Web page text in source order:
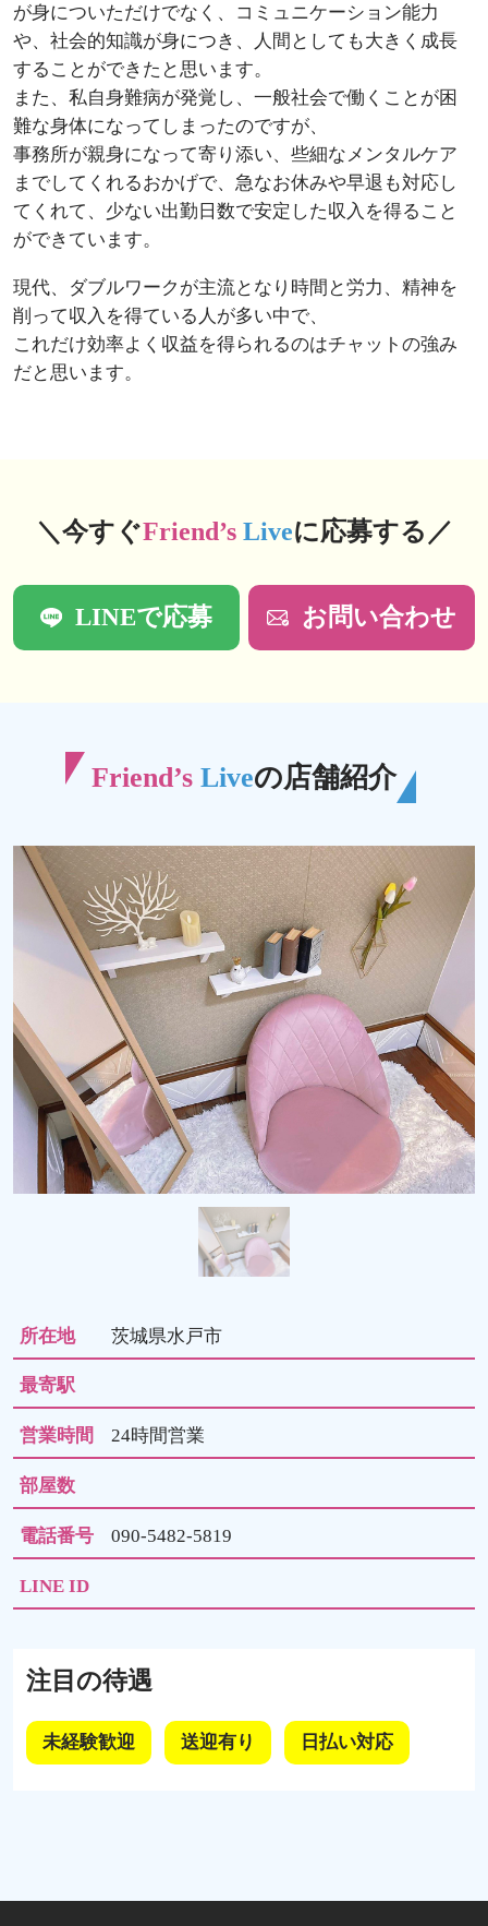
が身についただけでなく、コミュニケーション能力
や、社会的知識が身につき、人間としても大きく成長
することができたと思います。
また、私自身難病が発覚し、一般社会で働くことが困
難な身体になってしまったのですが、
事務所が親身になって寄り添い、些細なメンタルケア
までしてくれるおかげで、急なお休みや早退も対応し
てくれて、少ない出勤日数で安定した収入を得ること
ができています。
現代、ダブルワークが主流となり時間と労力、精神を
削って収入を得ている人が多い中で、
これだけ効率よく収益を得られるのはチャットの強み
だと思います。
＼今すぐFriend’s Liveに応募する／
LINEで応募 お問い合わせ
Friend’s Liveの店舗紹介
所在地 茨城県水戸市
最寄駅
営業時間 24時間営業
部屋数
電話番号 090-5482-5819
LINE ID
注目の待遇
未経験歓迎 送迎有り 日払い対応